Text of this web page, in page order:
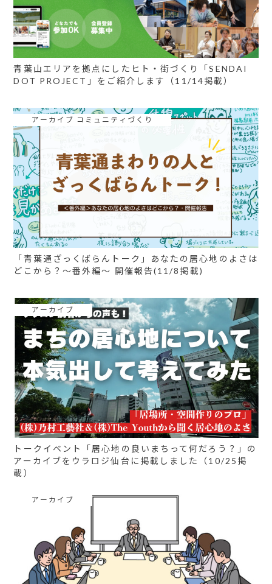
青葉山エリアを拠点にしたヒト・街づくり「SENDAI
DOT PROJECT」をご紹介します（11/14掲載）
アーカイブ コミュニティづくり
「青葉通ざっくばらんトーク」あなたの居心地のよさは
どこから？〜番外編～ 開催報告(11/8掲載)
アーカイブ
トークイベント「居心地の良いまちって何だろう？」の
アーカイブをウラロジ仙台に掲載しました（10/25掲
載）
アーカイブ